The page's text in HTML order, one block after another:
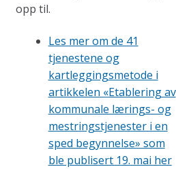
opp til.
Les mer om de 41
tjenestene og
kartleggingsmetode i
artikkelen «Etablering av
kommunale lærings- og
mestringstjenester i en
sped begynnelse» som
ble publisert 19. mai her